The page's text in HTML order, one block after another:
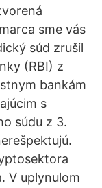
sme vás
súd zrušil
(RBI) z
bankám
s
súdu z 3.
V uplynulom